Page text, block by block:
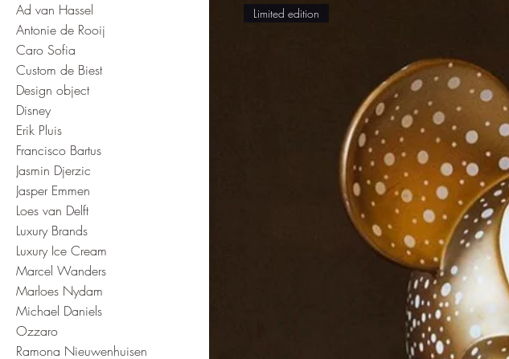
Ad van Hassel
Antonie de Rooij
Caro Sofia
Custom de Biest
Design object
Disney
Erik Pluis
Francisco Bartus
Jasmin Djerzic
Jasper Emmen
Loes van Delft
Luxury Brands
Luxury Ice Cream
Marcel Wanders
Marloes Nydam
Michael Daniels
Ozzaro
Ramona Nieuwenhuisen
Limited edition